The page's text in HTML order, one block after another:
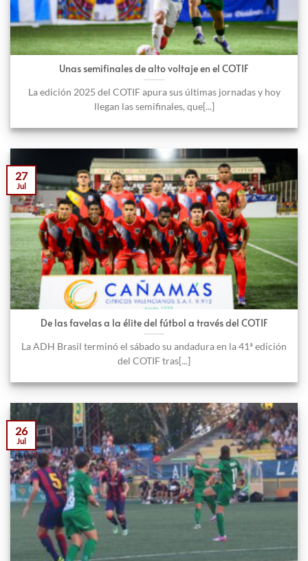
Unas semifinales de alto voltaje en el COTIF
La edición 2025 del COTIF apura sus últimas jornadas y hoy
llegan las semifinales, que[...]
De las favelas a la élite del fútbol a través del COTIF
La ADH Brasil terminó el sábado su andadura en la 41ª edición
del COTIF tras[...]
27
Jul
26
Jul